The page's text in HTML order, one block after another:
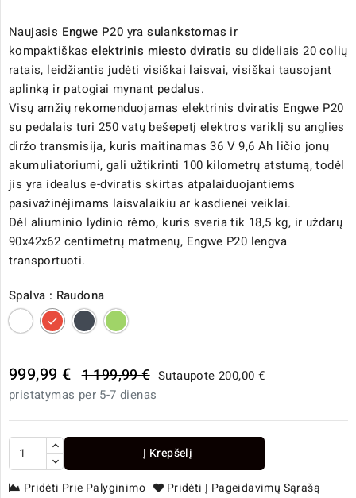
Naujasis Engwe P20 yrasulankstomas ir
kompaktiškaselektrinis miesto dviratis su dideliais 20 colių
ratais, leidžiantis judėti visiškai laisvai, visiškai tausojant
aplinką ir patogiai mynant pedalus.
Visų amžių rekomenduojamas elektrinis dviratis Engwe P20
su pedalais turi 250 vatų bešepetį elektros variklį su anglies
diržo transmisija, kuris maitinamas 36 V 9,6 Ah ličio jonų
akumuliatoriumi, gali užtikrinti 100 kilometrų atstumą, todėl
jis yra idealus e-dviratis skirtas atpalaiduojantiems
pasivažinėjimams laisvalaikiu ar kasdienei veiklai.
Dėl aliuminio lydinio rėmo, kuris sveria tik 18,5 kg, ir uždarų
90x42x62 centimetrų matmenų, Engwe P20 lengva
transportuoti.
Spalva : Raudona
BaltaRaudonaJuodaŽalia
999,99 € 1 199,99 € Sutaupote 200,00 €
pristatymas per 5-7 dienas
Į Krepšelį
Pridėti Prie Palyginimo Pridėti Į Pageidavimų Sąrašą